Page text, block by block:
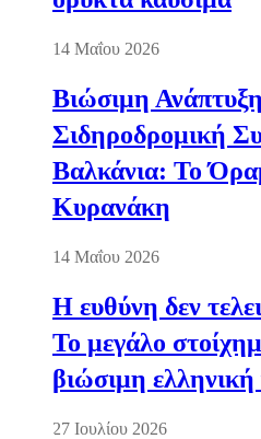
14 Μαΐου 2026
Βιώσιμη
Σιδηροδρομική
Βαλκάνια: Το
Κυρανάκη
14 Μαΐου 2026
Η ευθύνη δεν
Το μεγάλο
βιώσιμη
27 Ιουλίου 2026